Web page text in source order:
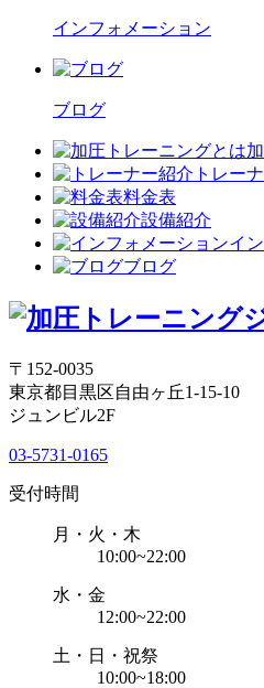
インフォメーション
ブログ
トレー
料金表
設備紹介
イ
ブログ
〒152-0035
東京都目黒区自由ヶ丘1-15-10
ジュンビル2F
03-5731-0165
受付時間
月・火・木
10:00~22:00
水・金
12:00~22:00
土・日・祝祭
10:00~18:00